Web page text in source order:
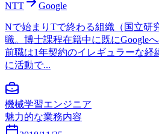
NTT
Google
Nで始まりTで終わる組織（国立研
職。博士課程在籍中に既にGoogle
前職は1年契約のイレギュラーな経
に活動で...
機械学習エンジニア
魅力的な業務内容